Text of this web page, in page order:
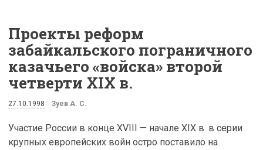
Проекты реформ
забайкальского пограничного
казачьего «войска» второй
четверти XIX в.
27.10.1998 Зуев А. С.
Участие России в конце ХVIII — начале XIX в. в серии
крупных европейских войн остро поставило на